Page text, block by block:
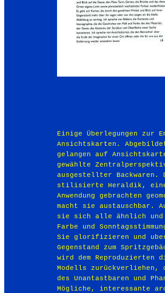
Einige Überlegungen zur
Ansichtskarten.
gelangen auf
gewählte
ausgestellter Backwaren.
stilisierte Heraldik,
Anwendung gebrachten
macht sie austauschbar.
sie sich alle ähnlich und
Farbe und
Sie glorifizieren und
Gegenstand zum
wird dem Reproduzierten
Modells
des Unantastbaren und
Mögliche, interessante